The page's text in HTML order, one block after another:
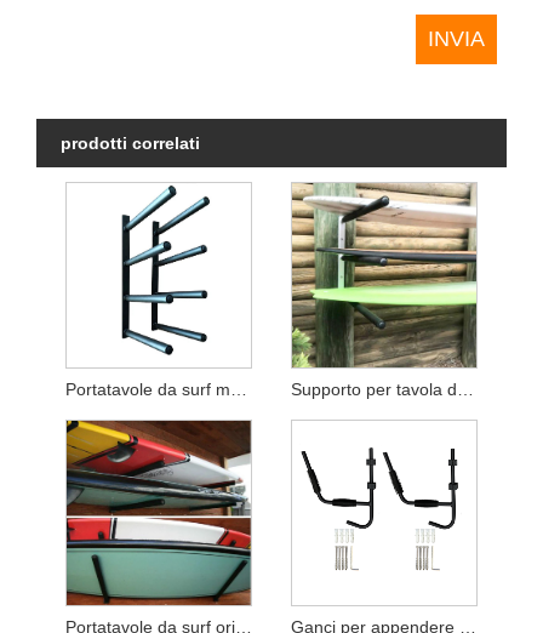
prodotti correlati
Portatavole da surf orizzontale